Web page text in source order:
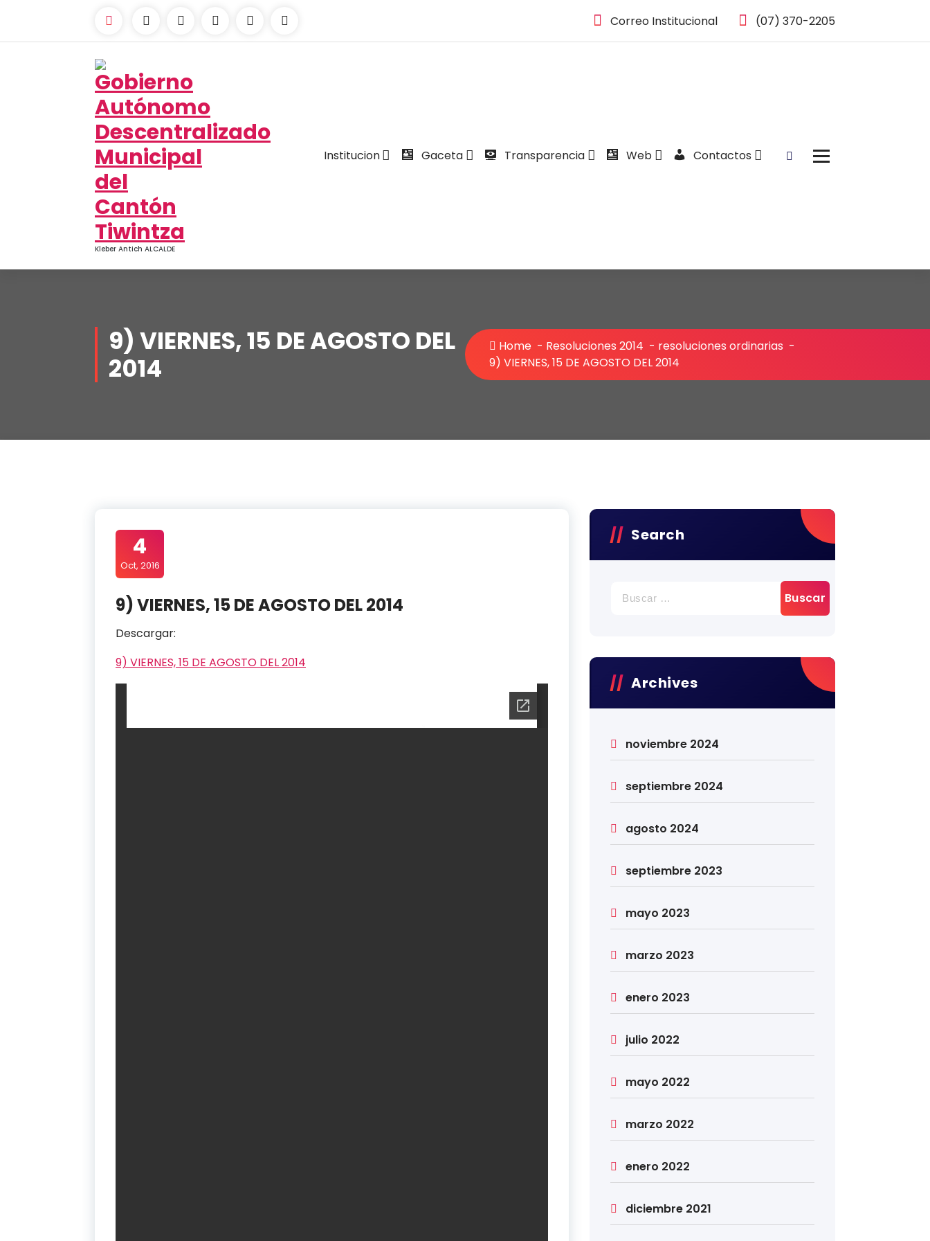
Correo Institucional (07) 370-2205
Kleber Antich ALCALDE
Institucion Gaceta Transparencia Web Contactos
9) VIERNES, 15 DE AGOSTO DEL
2014
Home - Resoluciones 2014 - resoluciones ordinarias -
9) VIERNES, 15 DE AGOSTO DEL 2014
4
Oct, 2016
9) VIERNES, 15 DE AGOSTO DEL 2014
Descargar:
9) VIERNES, 15 DE AGOSTO DEL 2014
Search
Archives
noviembre 2024
septiembre 2024
agosto 2024
septiembre 2023
mayo 2023
marzo 2023
enero 2023
julio 2022
mayo 2022
marzo 2022
enero 2022
diciembre 2021